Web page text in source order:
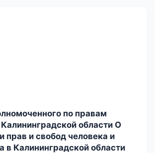
по правам
области О
прав и свобод человека и
в Калининградской области